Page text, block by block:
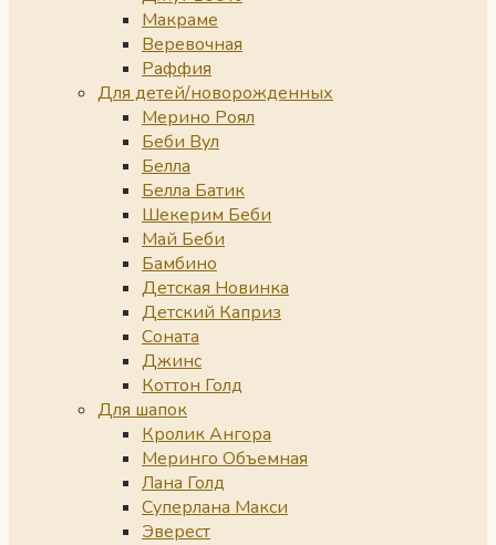
Макраме
Веревочная
Раффия
Для детей/новорожденных
Мерино Роял
Беби Вул
Белла
Белла Батик
Шекерим Беби
Май Беби
Бамбино
Детская Новинка
Детский Каприз
Соната
Джинс
Коттон Голд
Для шапок
Кролик Ангора
Меринго Объемная
Лана Голд
Суперлана Макси
Эверест